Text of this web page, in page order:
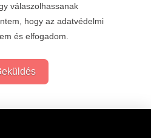
válaszolhassanak
hogy az adatvédelmi
és elfogadom.